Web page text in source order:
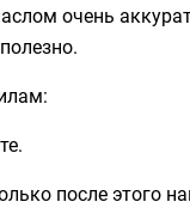
очень
после этого